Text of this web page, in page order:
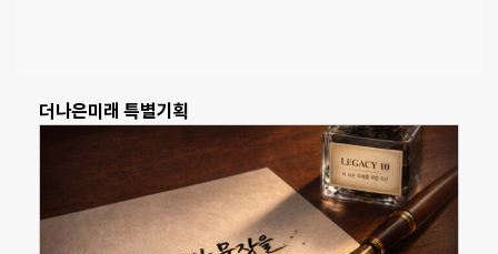
더나은미래 특별기획